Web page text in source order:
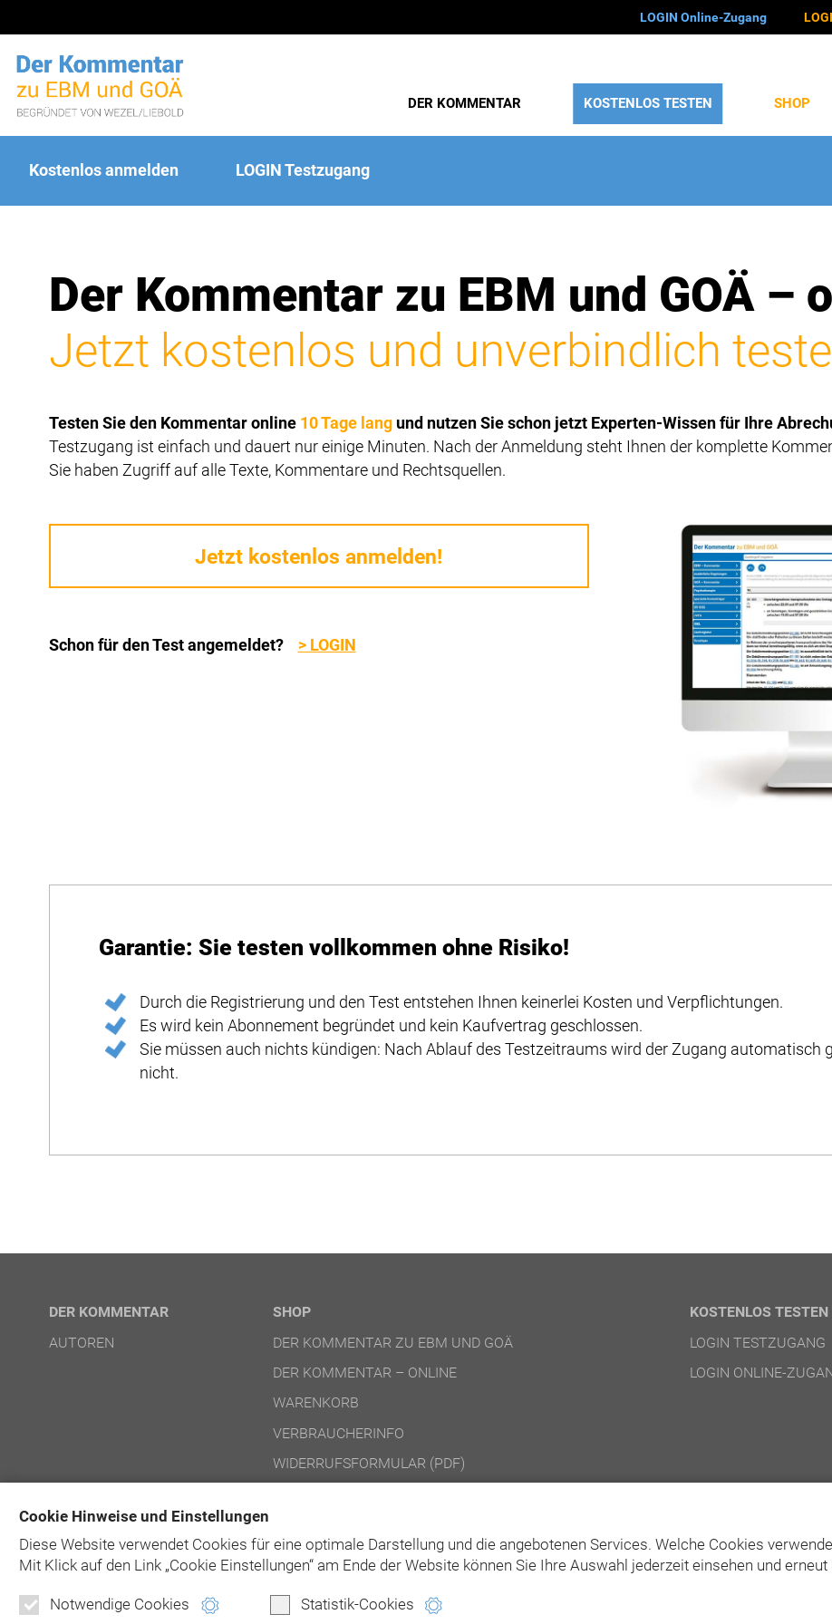
Cookie Hinweise und Einstellungen
Diese Website verwendet Cookies für eine optimale Darstellung und die angebotenen Services. Welche Cookies
Mit Klick auf den Link „Cookie Einstellungen“ am Ende der Website können Sie Ihre Auswahl jederzeit einsehen und erneut
Notwendige Cookies Statistik-Cookies
LOGIN Online-Zugang
DER KOMMENTAR KOSTENLOS TESTEN SHOP
Kostenlos anmelden LOGIN Testzugang
Der Kommentar zu EBM und GOÄ –
Jetzt kostenlos und unverbindlich
Testen Sie den Kommentar online 10 Tage langund nutzen Sie schon jetzt Experten-Wissen für Ihre
Testzugang ist einfach und dauert nur einige Minuten. Nach der Anmeldung steht Ihnen der komplette
Sie haben Zugriff auf alle Texte, Kommentare und Rechtsquellen.
Jetzt kostenlos anmelden!
Schon für den Test angemeldet? > LOGIN
Garantie: Sie testen vollkommen ohne Risiko!
Durch die Registrierung und den Test entstehen Ihnen keinerlei Kosten und Verpflichtungen.
Es wird kein Abonnement begründet und kein Kaufvertrag geschlossen.
Sie müssen auch nichts kündigen: Nach Ablauf des Testzeitraums wird der Zugang automatisch
nicht.
DER KOMMENTAR
AUTOREN
SHOP
DER KOMMENTAR ZU EBM UND GOÄ
DER KOMMENTAR – ONLINE
WARENKORB
VERBRAUCHERINFO
WIDERRUFSFORMULAR (PDF)
KOSTENLOS TESTEN
LOGIN TESTZUGANG
LOGIN ONLINE-